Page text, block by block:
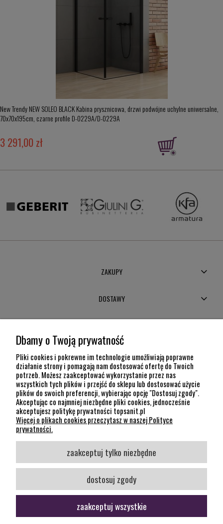
New Trendy NEW SOLEO BLACK Kabina prysznicowa, drzwi podwójne uchylne uniwersalne,
70x70x195cm, czarne profile D-0229A/D-0229A
3 291,00 zł
ZAKUPY
DOSTAWY
POMOC
INFORMACJE
KONTAKT
12 307 26 20
Kraków, 30-704 Na Dołach 8
SOCIAL MEDIA
Śledź nas
pokaż pełną wersję strony
Dbamy o Twoją prywatność
Pliki cookies i pokrewne im technologie umożliwiają poprawne
działanie strony i pomagają nam dostosować ofertę do Twoich
potrzeb. Możesz zaakceptować wykorzystanie przez nas
wszystkich tych plików i przejść do sklepu lub dostosować użycie
plików do swoich preferencji, wybierając opcję "Dostosuj zgody".
Akceptując co najmniej niezbędne pliki cookies, jednocześnie
akceptujesz politykę prywatności topsanit.pl
Więcej o plikach cookies przeczytasz w naszej Polityce
prywatności.
zaakceptuj tylko niezbędne
dostosuj zgody
zaakceptuj wszystkie